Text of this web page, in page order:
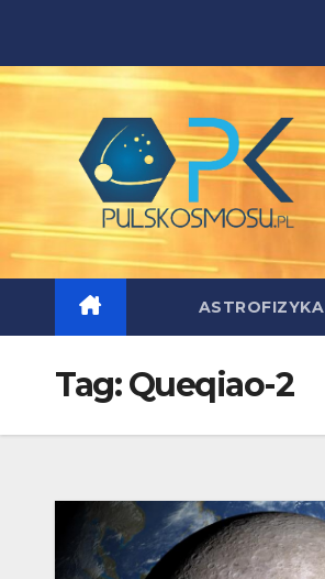
content
ASTROFIZYKA
Tag:Queqiao-2